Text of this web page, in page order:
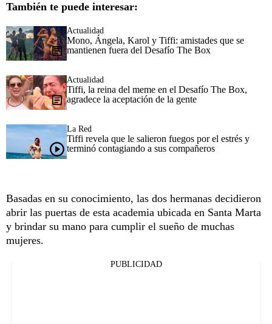
También te puede interesar:
Actualidad
Mono, Ángela, Karol y Tiffi: amistades que se
mantienen fuera del Desafío The Box
Actualidad
Tiffi, la reina del meme en el Desafío The Box,
agradece la aceptación de la gente
La Red
Tiffi revela que le salieron fuegos por el estrés y
terminó contagiando a sus compañeros
Basadas en su conocimiento, las dos hermanas decidieron
abrir las puertas de esta academia ubicada en Santa Marta
y brindar su mano para cumplir el sueño de muchas
mujeres.
PUBLICIDAD